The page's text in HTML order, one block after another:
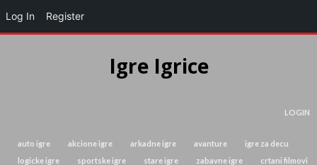
Igre Igrice
LOGIN
auto igre akcione igre arkadne igre avanture
igre za decu
logicke igre
sportske igre stare igre zabavne igre
crtani filmovi
Log In Register